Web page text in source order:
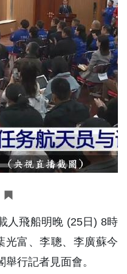
人飛船明晚 (25日) 8時
光富、李聰、李廣蘇今
行記者見面會。